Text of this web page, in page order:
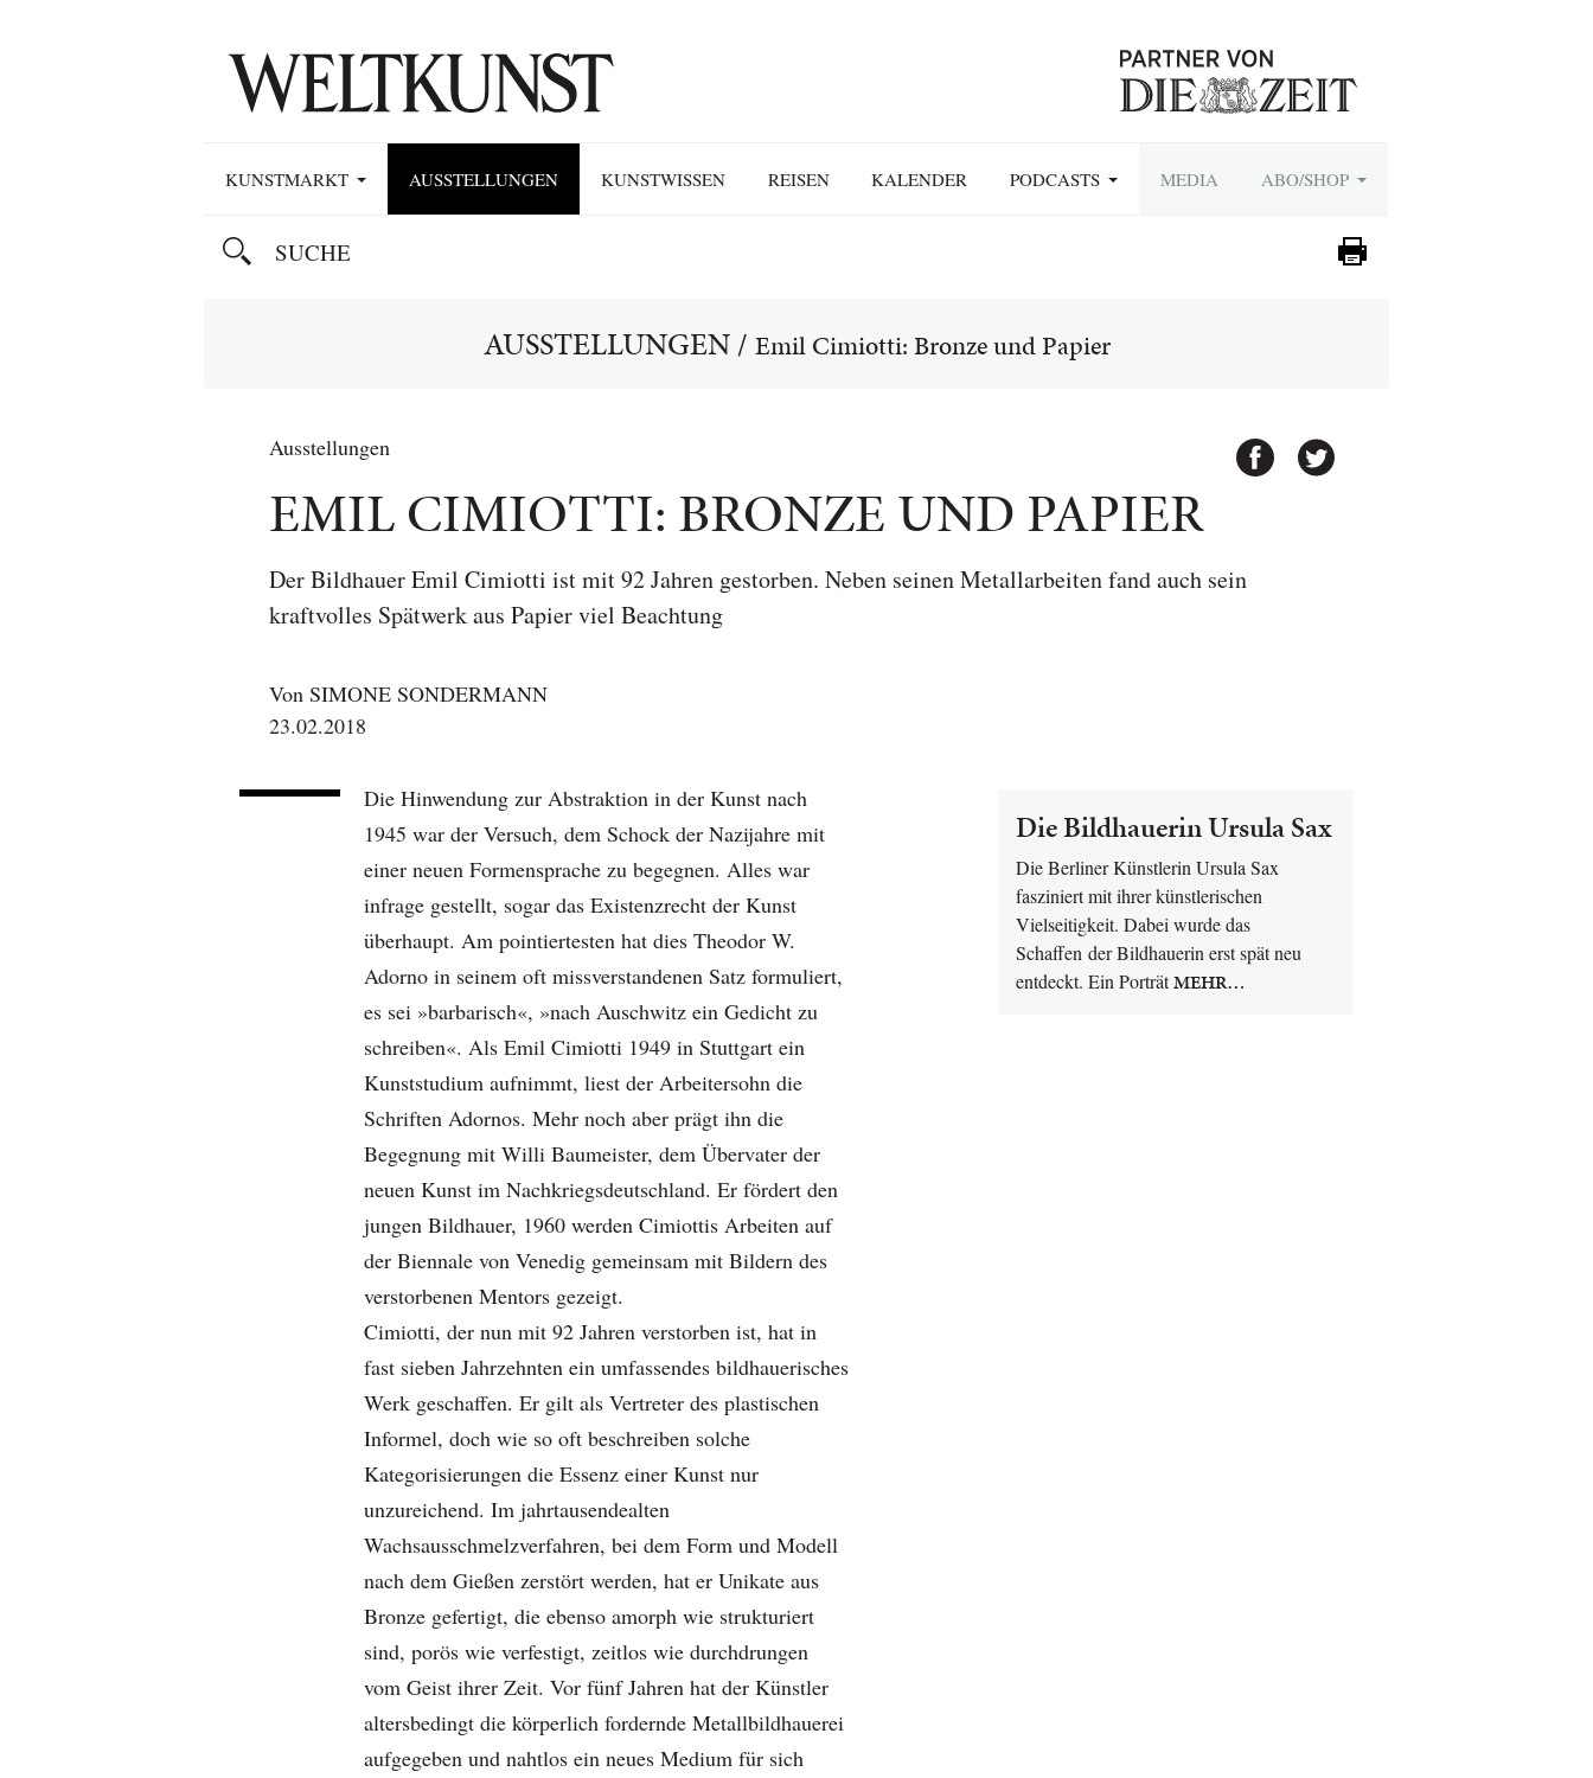
KUNSTMARKT AUSSTELLUNGEN KUNSTWISSEN REISEN KALENDER PODCASTS MEDIA ABO/SHOP
AUSSTELLUNGEN/ Emil Cimiotti: Bronze und Papier
Ausstellungen
EMIL CIMIOTTI: BRONZE UND PAPIER
Der Bildhauer Emil Cimiotti ist mit 92 Jahren gestorben. Neben seinen Metallarbeiten fand auch sein
kraftvolles Spätwerk aus Papier viel Beachtung
Von SIMONE SONDERMANN
23.02.2018
Die Hinwendung zur Abstraktion in der Kunst nach
1945 war der Versuch, dem Schock der Nazijahre mit
einer neuen Formensprache zu begegnen. Alles war
infrage gestellt, sogar das Existenzrecht der Kunst
überhaupt. Am pointiertesten hat dies Theodor W.
Adorno in seinem oft missverstandenen Satz formuliert,
es sei »barbarisch«, »nach Auschwitz ein Gedicht zu
schreiben«. Als Emil Cimiotti 1949 in Stuttgart ein
Kunststudium aufnimmt, liest der Arbeitersohn die
Schriften Adornos. Mehr noch aber prägt ihn die
Begegnung mit Willi Baumeister, dem Übervater der
neuen Kunst im Nachkriegsdeutschland. Er fördert den
jungen Bildhauer, 1960 werden Cimiottis Arbeiten auf
der Biennale von Venedig gemeinsam mit Bildern des
verstorbenen Mentors gezeigt.
Cimiotti, der nun mit 92 Jahren verstorben ist, hat in
fast sieben Jahrzehnten ein umfassendes bildhauerisches
Werk geschaffen. Er gilt als Vertreter des plastischen
Informel, doch wie so oft beschreiben solche
Kategorisierungen die Essenz einer Kunst nur
unzureichend. Im jahrtausendealten
Wachsausschmelzverfahren, bei dem Form und Modell
nach dem Gießen zerstört werden, hat er Unikate aus
Bronze gefertigt, die ebenso amorph wie strukturiert
sind, porös wie verfestigt, zeitlos wie durchdrungen
vom Geist ihrer Zeit. Vor fünf Jahren hat der Künstler
altersbedingt die körperlich fordernde Metallbildhauerei
aufgegeben und nahtlos ein neues Medium für sich
Die Bildhauerin Ursula Sax
Die Berliner Künstlerin Ursula Sax
fasziniert mit ihrer künstlerischen
Vielseitigkeit. Dabei wurde das
Schaffen der Bildhauerin erst spät neu
entdeckt. Ein PorträtMEHR…